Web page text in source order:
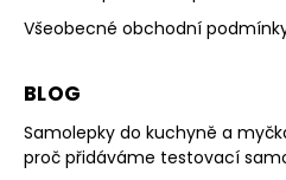
Všeobecné obchodní
BLOG
Samolepky do kuchyně a
proč přidáváme testovací